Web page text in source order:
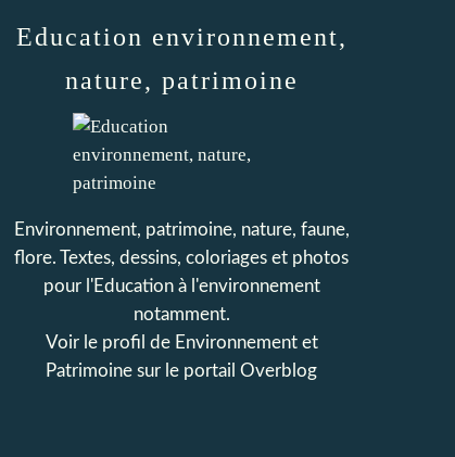
Education environnement,
nature, patrimoine
Environnement, patrimoine, nature, faune,
flore. Textes, dessins, coloriages et photos
pour l'Education à l'environnement
notamment.
Voir le profil de Environnement et
Patrimoine sur le portail Overblog